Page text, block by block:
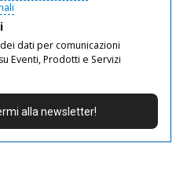
dati per comunicazioni
Eventi, Prodotti e Servizi